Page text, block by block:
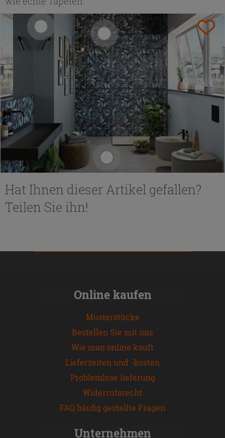
Hat Ihnen dieser Artikel gefallen?
Teilen Sie ihn!
Online kaufen
Musterstücke
Bestellen Sie mit uns
Wie man online kauft
Lieferzeiten und -kosten
Problemlose lieferung
Widerrufsrecht
FAQ häufig gestellte Fragen
Unternehmen